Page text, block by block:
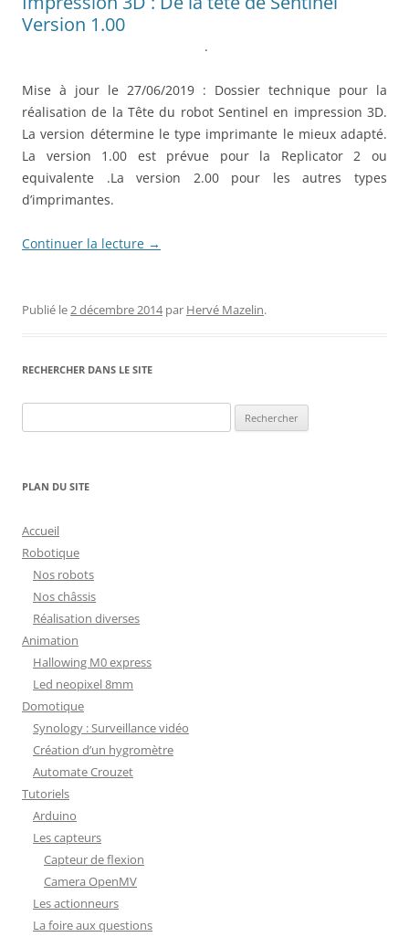
Version 1.00
.
Mise à jour le 27/06/2019 : Dossier technique pour la
réalisation de la Tête du robot Sentinel en impression 3D.
La version détermine le type imprimante le mieux adapté.
La version 1.00 est prévue pour la Replicator 2 ou
equivalente .La version 2.00 pour les autres types
d’imprimantes.
Continuer la lecture →
Publié le 2 décembre 2014par Hervé Mazelin.
RECHERCHER DANS LE SITE
PLAN DU SITE
Accueil
Robotique
Nos robots
Nos châssis
Réalisation diverses
Animation
Hallowing M0 express
Led neopixel 8mm
Domotique
Synology : Surveillance vidéo
Création d’un hygromètre
Automate Crouzet
Tutoriels
Arduino
Les capteurs
Capteur de flexion
Camera OpenMV
Les actionneurs
La foire aux questions